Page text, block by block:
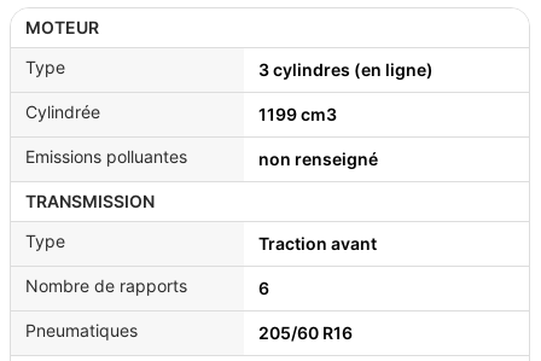
MOTEUR
Type
3 cylindres (en ligne)
Cylindrée 1199 cm3
Emissions polluantes non renseigné
TRANSMISSION
Type
Traction avant
Nombre de rapports 6
Pneumatiques 205/60 R16